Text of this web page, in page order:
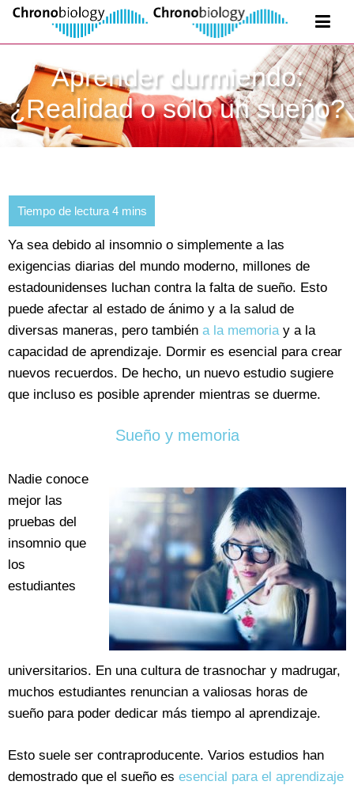
Aprender durmiendo:
¿Realidad o sólo un sueño?
Ya sea debido al insomnio o simplemente a las
exigencias diarias del mundo moderno, millones de
estadounidenses luchan contra la falta de sueño. Esto
puede afectar al estado de ánimo y a la salud de
diversas maneras, pero también a la memoriay a la
capacidad de aprendizaje. Dormir es esencial para crear
nuevos recuerdos. De hecho, un nuevo estudio sugiere
que incluso es posible aprender mientras se duerme.
Sueño y memoria
Nadie conoce
mejor las
pruebas del
insomnio que
los
estudiantes
universitarios. En una cultura de trasnochar y madrugar,
muchos estudiantes renuncian a valiosas horas de
sueño para poder dedicar más tiempo al aprendizaje.
Esto suele ser contraproducente. Varios estudios han
demostrado que el sueño es esencial para el aprendizaje